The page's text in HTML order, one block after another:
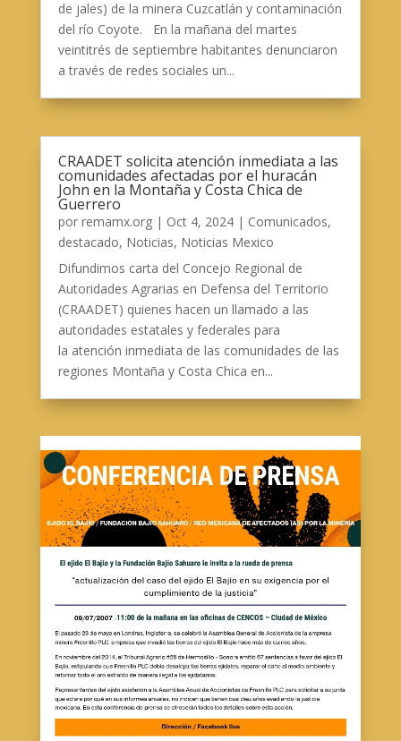
de jales) de la minera Cuzcatlán y contaminación
del río Coyote. En la mañana del martes
veintitrés de septiembre habitantes denunciaron
a través de redes sociales un...
CRAADET solicita atención inmediata a las
comunidades afectadas por el huracán
John en la Montaña y Costa Chica de
Guerrero
por remamx.org| Oct 4, 2024| Comunicados,
destacado, Noticias, Noticias Mexico
Difundimos carta del Concejo Regional de
Autoridades Agrarias en Defensa del Territorio
(CRAADET) quienes hacen un llamado a las
autoridades estatales y federales para
la atención inmediata de las comunidades de las
regiones Montaña y Costa Chica en...